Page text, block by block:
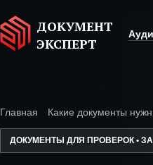
ДОКУМЕНТ
ЭКСПЕРТ
Главная Какие документы
ДОКУМЕНТЫ ДЛЯ ПРОВЕРОК •